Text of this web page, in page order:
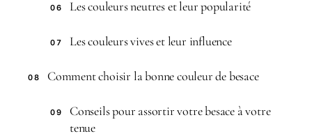
06 Les couleurs neutres et leur popularité
07 Les couleurs vives et leur influence
08 Comment choisir la bonne couleur de besace
09
Conseils pour assortir votre besace à votre
tenue